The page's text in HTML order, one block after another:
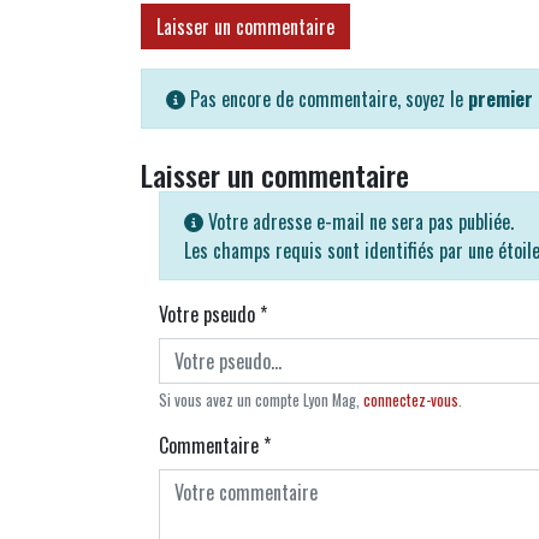
Laisser un commentaire
Pas encore de commentaire, soyez le premier
Laisser un commentaire
Votre adresse e-mail ne sera pas publiée.
Les champs requis sont identifiés par une étoile
Votre pseudo*
Si vous avez un compte Lyon Mag, connectez-vous
Commentaire*